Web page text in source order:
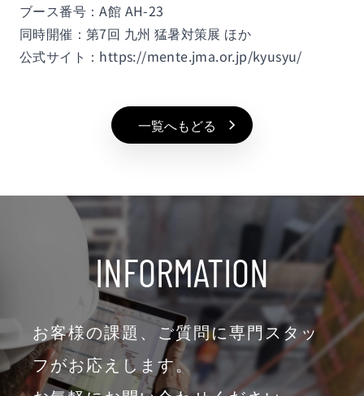
ブース番号：A館 AH-23
同時開催：第7回 九州 猛暑対策展 ほか
公式サイト： https://mente.jma.or.jp/kyusyu/
一覧へもどる
INFORMATION
お客様の課題、ご質問に専門スタッ
フがお応えします。